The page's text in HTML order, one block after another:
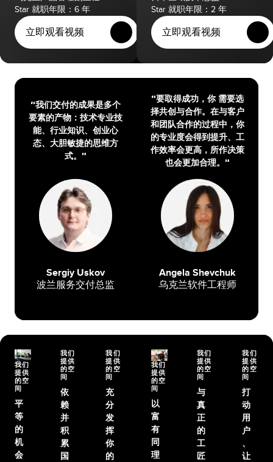
Star 就职年限：6 年
立即观看视频
Star 就职年限：2 年
立即观看视频
“我们交付的成果是多个
要素的产物：技术专业技
能、行业知识、创业心
态、大胆敏捷的思维方
式。”
Sergiy Uskov
波兰服务交付总监
“要取得成功，你 需要选
择共创与合作。在与客户
和团队合作的过程中，你
的专业度会得到提升、工
作效率会更高，所作决策
也会更加合理。”
Angela Shevchuk
乌克兰软件工程师
我们
提供
的空
间
平
等
的
机
会
我们
提供
的空
间
依
赖
并
积
累
国
我们
提供
的空
间
充
分
发
挥
你
的
我们
提供
的空
间
以
富
有
同
理
我们
提供
的空
间
与
真
正
的
工
匠
我们
提供
的空
间
打
动
用
户
、
让